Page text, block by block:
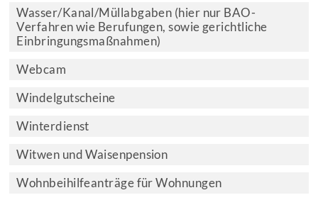
Wasser/Kanal/Müllabgaben (hier nur BAO-
Verfahren wie Berufungen, sowie gerichtliche
Einbringungsmaßnahmen)
Webcam
Windelgutscheine
Winterdienst
Witwen und Waisenpension
Wohnbeihilfeanträge für Wohnungen